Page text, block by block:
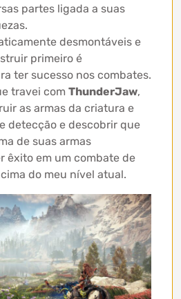
partes ligada a suas
desmontáveis e
primeiro é
ter sucesso nos combates.
travei com ThunderJaw,
as armas da criatura e
detecção e descobrir que
de suas armas
êxito em um combate de
do meu nível atual.